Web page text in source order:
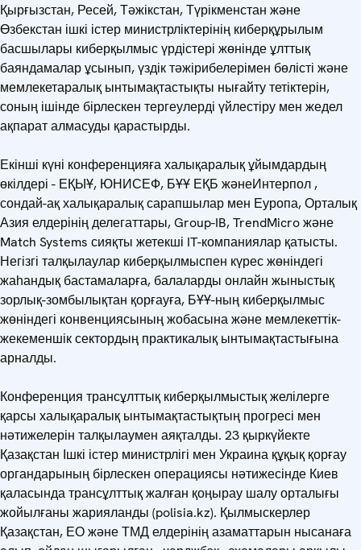
Қырғызстан, Ресей, Тәжікстан, Түрікменстан және
Өзбекстан ішкі істер министрліктерінің киберқұрылым
басшылары киберқылмыс үрдістері жөнінде ұлттық
баяндамалар ұсынып, үздік тәжірибелерімен бөлісті және
мемлекетаралық ынтымақтастықты нығайту тетіктерін,
соның ішінде бірлескен тергеулерді үйлестіру мен жедел
ақпарат алмасуды қарастырды.
Екінші күні конференцияға халықаралық ұйымдардың
өкілдері - ЕҚЫҰ, ЮНИСЕФ, БҰҰ ЕҚБ жәнеИнтерпол ,
сондай-ақ халықаралық сарапшылар мен Еуропа, Орталық
Азия елдерінің делегаттары, Group-IB, TrendMicro және
Match Systems сияқты жетекші IT-компаниялар қатысты.
Негізгі талқылаулар киберқылмыспен күрес жөніндегі
жаһандық бастамаларға, балаларды онлайн жыныстық
зорлық-зомбылықтан қорғауға, БҰҰ-ның киберқылмыс
жөніндегі конвенциясының жобасына және мемлекеттік-
жекеменшік сектордың практикалық ынтымақтастығына
арналды.
Конференция трансұлттық киберқылмыстық желілерге
қарсы халықаралық ынтымақтастықтың прогресі мен
нәтижелерін талқылаумен аяқталды. 23 қыркүйекте
Қазақстан Ішкі істер министрлігі мен Украина құқық қорғау
органдарының бірлескен операциясы нәтижесінде Киев
қаласында трансұлттық жалған қоңырау шалу орталығы
жойылғаны жарияланды (polisia.kz). Қылмыскерлер
Қазақстан, ЕО және ТМД елдерінің азаматтарын нысанаға